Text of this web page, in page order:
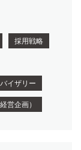
採用戦略
イザリー
営企画）